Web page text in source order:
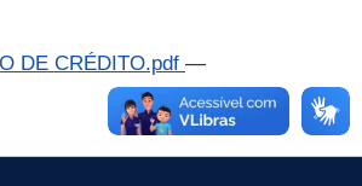
DE CRÉDITO.pdf —